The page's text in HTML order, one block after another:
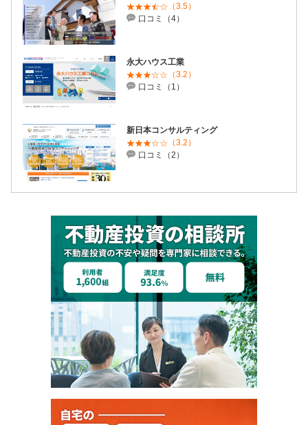
（3.5）
口コミ（4）
永大ハウス工業
（3.2）
口コミ（1）
新日本コンサルティング
（3.2）
口コミ（2）